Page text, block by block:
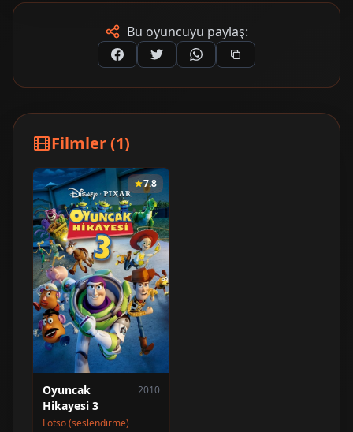
Bu oyuncuyu paylaş:
Filmler (1)
7.8
Oyuncak
Hikayesi 3
2010
Lotso (seslendirme)